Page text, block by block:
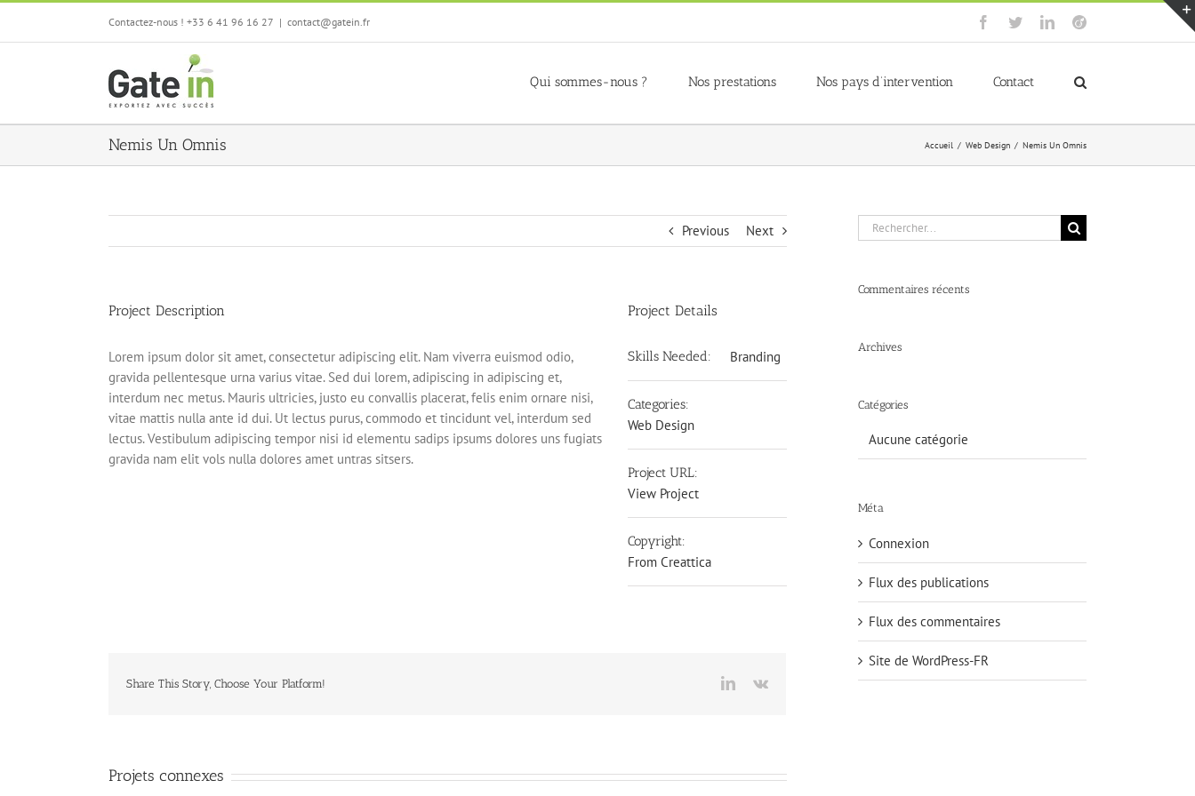
Contactez-nous ! +33 6 41 96 16 27 | contact@gatein.fr Facebook
TwitterLinkedIn
Viadeo
Qui sommes-nous ? Nos prestations Nos pays d’intervention Contact
Nemis Un Omnis Accueil / Web Design / Nemis Un Omnis
Previous Next
Project Description
Lorem ipsum dolor sit amet, consectetur adipiscing elit. Nam viverra euismod odio,
gravida pellentesque urna varius vitae. Sed dui lorem, adipiscing in adipiscing et,
interdum nec metus. Mauris ultricies, justo eu convallis placerat, felis enim ornare nisi,
vitae mattis nulla ante id dui. Ut lectus purus, commodo et tincidunt vel, interdum sed
lectus. Vestibulum adipiscing tempor nisi id elementu sadips ipsums dolores uns fugiats
gravida nam elit vols nulla dolores amet untras sitsers.
Project Details
Skills Needed: Branding
Categories:
Web Design
Project URL:
View Project
Copyright:
From Creattica
Share This Story, Choose Your Platform! LinkedIn
Vk
Projets connexes
Rechercher:
Commentaires récents
Archives
Catégories
Aucune catégorie
Méta
Connexion
Flux des publications
Flux des commentaires
Site de WordPress-FR